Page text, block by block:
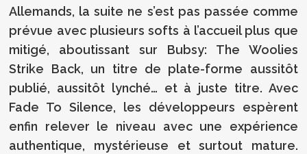
Allemands, la suite ne s’est pas passée comme
prévue avec plusieurs softs à l’accueil plus que
mitigé, aboutissant sur Bubsy: The Woolies
Strike Back, un titre de plate-forme aussitôt
publié, aussitôt lynché… et à juste titre. Avec
Fade To Silence, les développeurs espèrent
enfin relever le niveau avec une expérience
authentique, mystérieuse et surtout mature.